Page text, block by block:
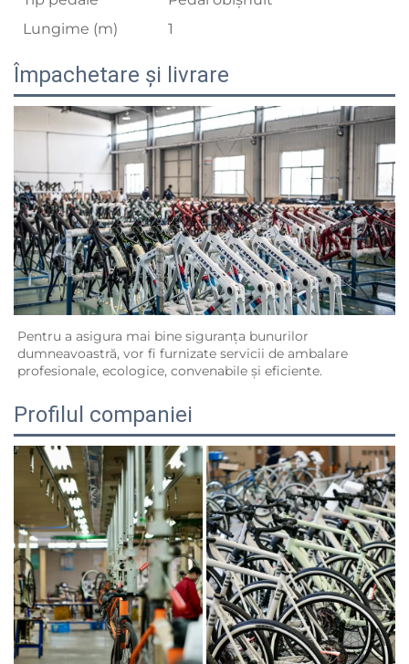
Lungime (m)
1
Împachetare și livrare
Pentru a asigura mai bine siguranța bunurilor
dumneavoastră, vor fi furnizate servicii de ambalare
profesionale, ecologice, convenabile și eficiente.
Profilul companiei